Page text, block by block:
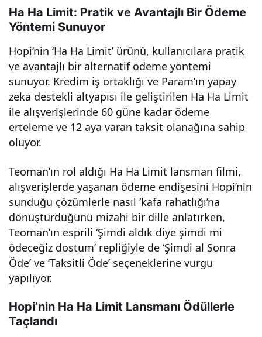
Ha Ha Limit: Pratik ve Avantajlı Bir Ödeme
Yöntemi Sunuyor
Hopi’nin ‘Ha Ha Limit’ ürünü, kullanıcılara pratik
ve avantajlı bir alternatif ödeme yöntemi
sunuyor. Kredim iş ortaklığı ve Param’ın yapay
zeka destekli altyapısı ile geliştirilen Ha Ha Limit
ile alışverişlerinde 60 güne kadar ödeme
erteleme ve 12 aya varan taksit olanağına sahip
oluyor.
Teoman’ın rol aldığı Ha Ha Limit lansman filmi,
alışverişlerde yaşanan ödeme endişesini Hopi’nin
sunduğu çözümlerle nasıl ‘kafa rahatlığı’na
dönüştürdüğünü mizahi bir dille anlatırken,
Teoman’ın esprili ‘Şimdi aldık diye şimdi mi
ödeceğiz dostum’ repliğiyle de ‘Şimdi al Sonra
Öde’ ve ‘Taksitli Öde’ seçeneklerine vurgu
yapılıyor.
Hopi’nin Ha Ha Limit Lansmanı Ödüllerle
Taçlandı
yet